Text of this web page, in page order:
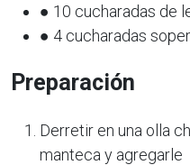
● 10 cucharadas de
● 4 cucharadas
Preparación
Derretir en una olla
manteca y agregarle